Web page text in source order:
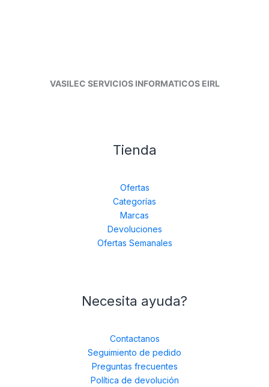
VASILEC SERVICIOS INFORMATICOS EIRL
Tienda
Ofertas
Categorías
Marcas
Devoluciones
Ofertas Semanales
Necesita ayuda?
Contactanos
Seguimiento de pedido
Preguntas frecuentes
Política de devolución